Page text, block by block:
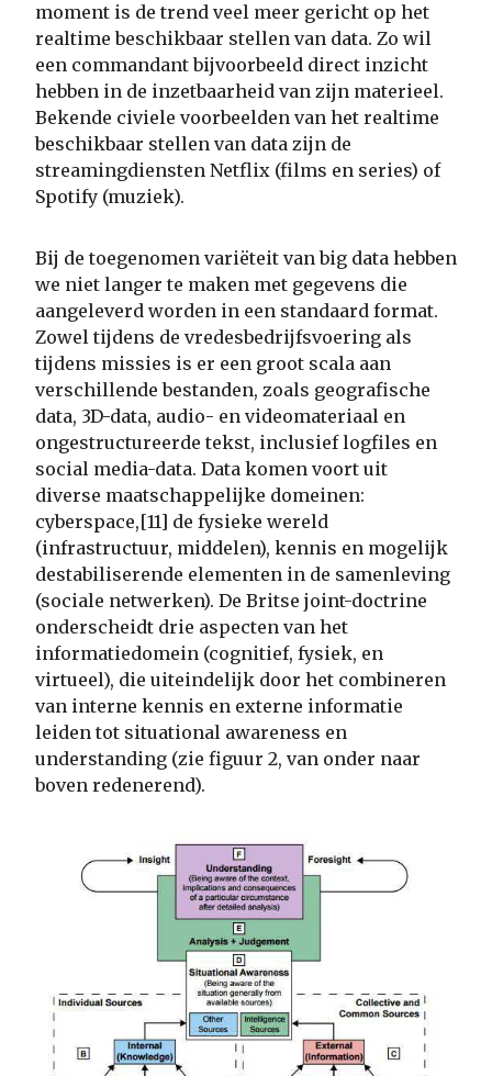
moment is de trend veel meer gericht op het
realtime beschikbaar stellen van data. Zo wil
een commandant bijvoorbeeld direct inzicht
hebben in de inzetbaarheid van zijn materieel.
Bekende civiele voorbeelden van het realtime
beschikbaar stellen van data zijn de
streamingdiensten Netflix (films en series) of
Spotify (muziek).
Bij de toegenomen variëteit van big data hebben
we niet langer te maken met gegevens die
aangeleverd worden in een standaard format.
Zowel tijdens de vredesbedrijfsvoering als
tijdens missies is er een groot scala aan
verschillende bestanden, zoals geografische
data, 3D-data, audio- en videomateriaal en
ongestructureerde tekst, inclusief logfiles en
social media-data. Data komen voort uit
diverse maatschappelijke domeinen:
cyberspace,[11] de fysieke wereld
(infrastructuur, middelen), kennis en mogelijk
destabiliserende elementen in de samenleving
(sociale netwerken). De Britse joint-doctrine
onderscheidt drie aspecten van het
informatiedomein (cognitief, fysiek, en
virtueel), die uiteindelijk door het combineren
van interne kennis en externe informatie
leiden tot situational awareness en
understanding (zie figuur 2, van onder naar
boven redenerend).